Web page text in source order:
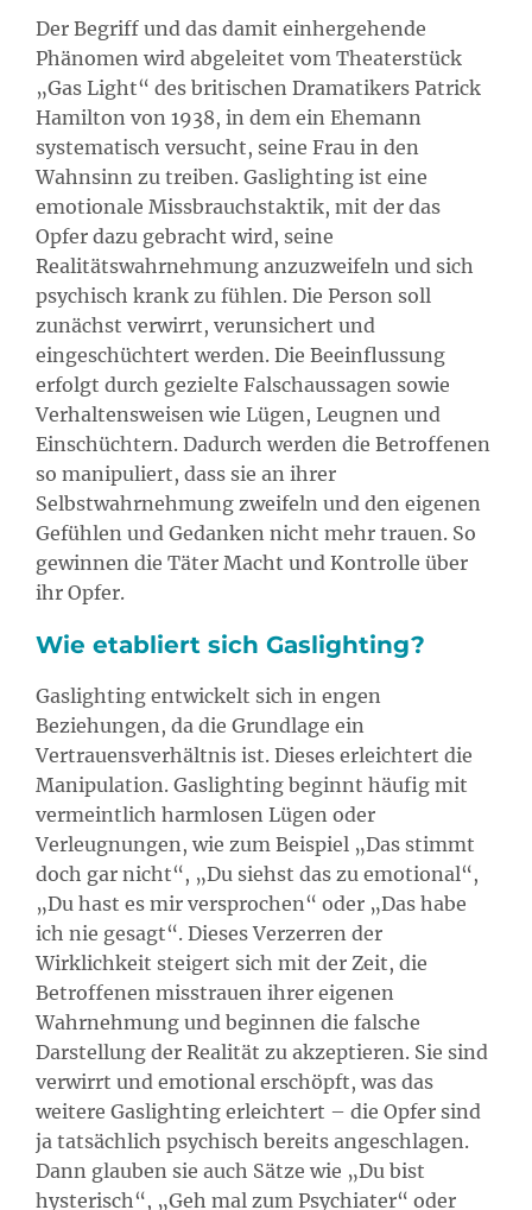
Der Begriff und das damit einhergehende
Phänomen wird abgeleitet vom Theaterstück
„Gas Light“ des britischen Dramatikers Patrick
Hamilton von 1938, in dem ein Ehemann
systematisch versucht, seine Frau in den
Wahnsinn zu treiben. Gaslighting ist eine
emotionale Missbrauchstaktik, mit der das
Opfer dazu gebracht wird, seine
Realitätswahrnehmung anzuzweifeln und sich
psychisch krank zu fühlen. Die Person soll
zunächst verwirrt, verunsichert und
eingeschüchtert werden. Die Beeinflussung
erfolgt durch gezielte Falschaussagen sowie
Verhaltensweisen wie Lügen, Leugnen und
Einschüchtern. Dadurch werden die Betroffenen
so manipuliert, dass sie an ihrer
Selbstwahrnehmung zweifeln und den eigenen
Gefühlen und Gedanken nicht mehr trauen. So
gewinnen die Täter Macht und Kontrolle über
ihr Opfer.
Wie etabliert sich Gaslighting?
Gaslighting entwickelt sich in engen
Beziehungen, da die Grundlage ein
Vertrauensverhältnis ist. Dieses erleichtert die
Manipulation. Gaslighting beginnt häufig mit
vermeintlich harmlosen Lügen oder
Verleugnungen, wie zum Beispiel „Das stimmt
doch gar nicht“, „Du siehst das zu emotional“,
„Du hast es mir versprochen“ oder „Das habe
ich nie gesagt“. Dieses Verzerren der
Wirklichkeit steigert sich mit der Zeit, die
Betroffenen misstrauen ihrer eigenen
Wahrnehmung und beginnen die falsche
Darstellung der Realität zu akzeptieren. Sie sind
verwirrt und emotional erschöpft, was das
weitere Gaslighting erleichtert – die Opfer sind
ja tatsächlich psychisch bereits angeschlagen.
Dann glauben sie auch Sätze wie „Du bist
hysterisch“, „Geh mal zum Psychiater“ oder